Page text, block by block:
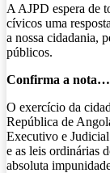
A AJPD espera de
cívicos uma
a nossa cidadania,
públicos.
Confirma a nota…
O exercício da
República de
Executivo e
e as leis ordinárias
absoluta